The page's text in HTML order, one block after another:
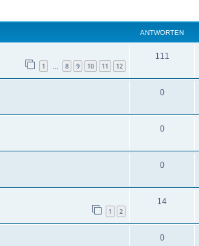
ANTWORTEN
1 … 8 9 10 11 12
111
0
0
0
1 2
14
0